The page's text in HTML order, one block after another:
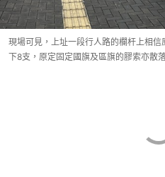
現場可見，上址一段行人路的欄杆上相
下8支，原定固定國旗及區旗的膠索亦散